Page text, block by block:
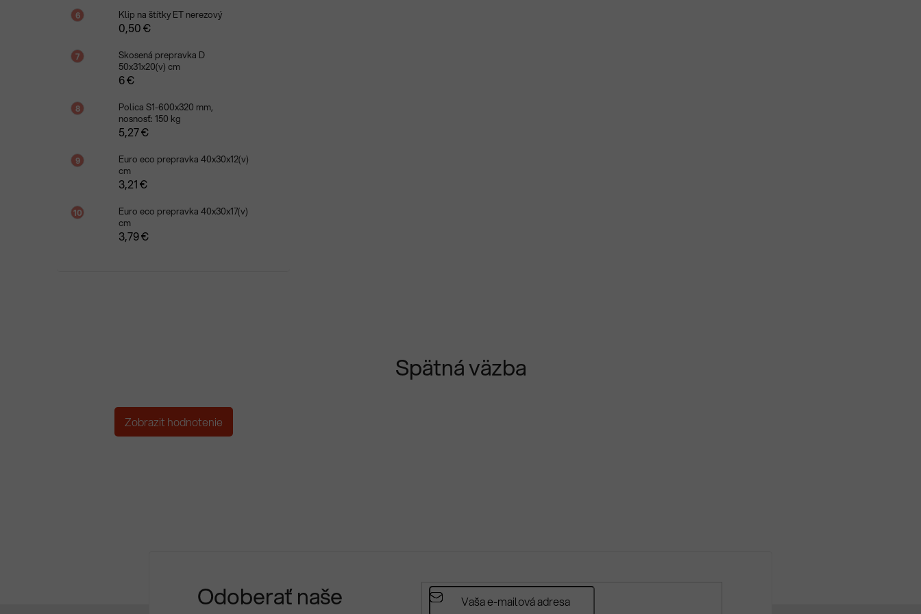
Klip na štítky ET nerezový
0,50 €
Skosená prepravka D
50x31x20(v) cm
6 €
Polica S1-600x320 mm,
nosnosť: 150 kg
5,27 €
Euro eco prepravka 40x30x12(v)
cm
3,21 €
Euro eco prepravka 40x30x17(v)
cm
3,79 €
Spätná väzba
Zobrazit hodnotenie
Odoberať naše